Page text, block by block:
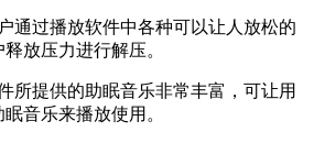
过播放软件中各种可以让人放松的
放压力进行解压。
提供的助眠音乐非常丰富，可让用
音乐来播放使用。